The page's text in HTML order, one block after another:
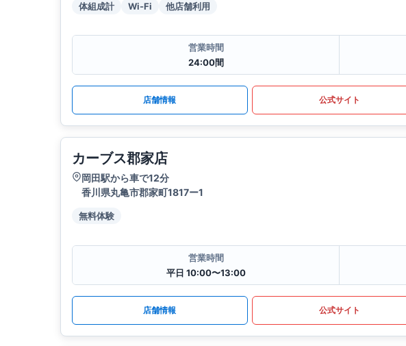
体組成計 Wi-Fi 他店舗利用
営業時間
24:00間
店舗情報 公式サイト
カーブス郡家店
岡田駅から車で12分
香川県丸亀市郡家町1817ー1
無料体験
営業時間
平日 10:00〜13:00
店舗情報 公式サイト